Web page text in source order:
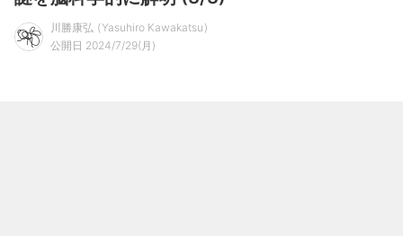
川勝康弘
Yasuhiro Kawakatsu
公開日 2024/7/29(月)